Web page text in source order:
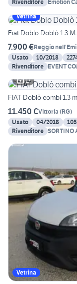
Rivenditore
Emotion
Vetrina
Fiat Doblo Doblò 1.3
7.900 €Reggio
Usato
10/2018
Rivenditore EVENT
17
FIAT Doblò combi 1.3
11.450 €Vittoria (RG)
Usato
04/2018
Rivenditore SORTINO
Vetrina